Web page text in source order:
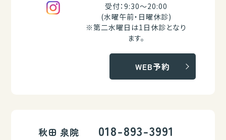
受付：9:30～20:00
(水曜午前・日曜休診)
※第二水曜日は1日休診となり
ます。
WEB予約
秋田 泉院 018-893-3991